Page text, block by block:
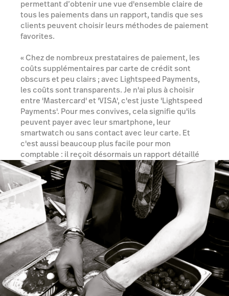
permettant d’obtenir une vue d'ensemble claire de
tous les paiements dans un rapport, tandis que ses
clients peuvent choisir leurs méthodes de paiement
favorites.
« Chez de nombreux prestataires de paiement, les
coûts supplémentaires par carte de crédit sont
obscurs et peu clairs ; avec Lightspeed Payments,
les coûts sont transparents. Je n'ai plus à choisir
entre 'Mastercard' et 'VISA', c'est juste 'Lightspeed
Payments'. Pour mes convives, cela signifie qu'ils
peuvent payer avec leur smartphone, leur
smartwatch ou sans contact avec leur carte. Et
c'est aussi beaucoup plus facile pour mon
comptable : il reçoit désormais un rapport détaillé
une fois par mois, directement depuis Lightspeed. »
Lightspeed Payments